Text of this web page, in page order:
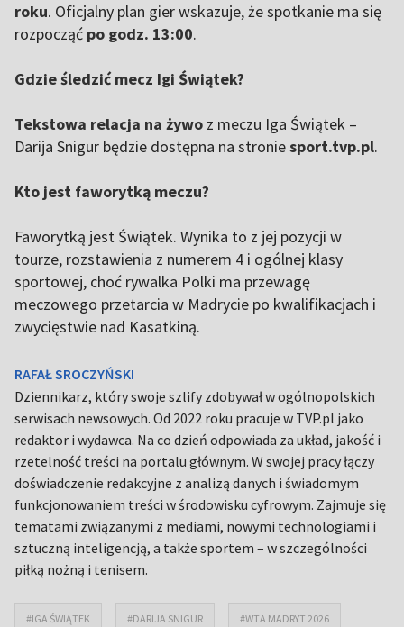
roku. Oficjalny plan gier wskazuje, że spotkanie ma się
rozpocząć po godz. 13:00.
Gdzie śledzić mecz Igi Świątek?
Tekstowa relacja na żywo z meczu Iga Świątek –
Darija Snigur będzie dostępna na stroniesport.tvp.pl.
Kto jest faworytką meczu?
Faworytką jest Świątek. Wynika to z jej pozycji w
tourze, rozstawienia z numerem 4 i ogólnej klasy
sportowej, choć rywalka Polki ma przewagę
meczowego przetarcia w Madrycie po kwalifikacjach i
zwycięstwie nad Kasatkiną.
RAFAŁ SROCZYŃSKI
Dziennikarz, który swoje szlify zdobywał w ogólnopolskich
serwisach newsowych. Od 2022 roku pracuje w TVP.pl jako
redaktor i wydawca. Na co dzień odpowiada za układ, jakość i
rzetelność treści na portalu głównym. W swojej pracy łączy
doświadczenie redakcyjne z analizą danych i świadomym
funkcjonowaniem treści w środowisku cyfrowym. Zajmuje się
tematami związanymi z mediami, nowymi technologiami i
sztuczną inteligencją, a także sportem – w szczególności
piłką nożną i tenisem.
#IGA ŚWIĄTEK #DARIJA SNIGUR #WTA MADRYT 2026